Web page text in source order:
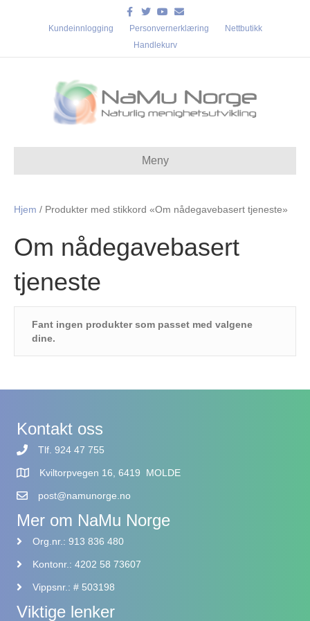
Facebook
TwitterYoutube
Email
Kundeinnlogging Personvernerklæring
Nettbutikk
Handlekurv
Meny
Hjem / Produkter med stikkord «Om nådegavebasert tjeneste»
Om nådegavebasert
tjeneste
Fant ingen produkter som passet med valgene
dine.
Kontakt oss
Tlf. 924 47 755
Kviltorpvegen 16, 6419 MOLDE
post@namunorge.no
Mer om NaMu Norge
Org.nr.: 913 836 480
Kontonr.: 4202 58 73607
Vippsnr.: # 503198
Viktige lenker